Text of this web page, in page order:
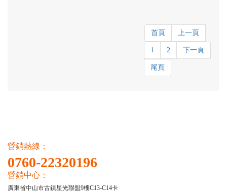
首頁 上一頁
1 2 下一頁
尾頁
營銷熱線：
0760-22320196
營銷中心：
廣東省中山市古鎮星光聯盟9樓C13-C14卡